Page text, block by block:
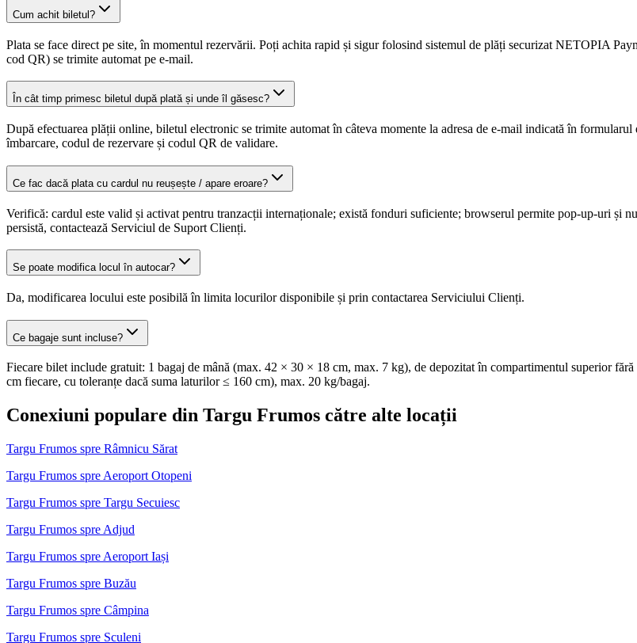
Cum achit biletul?
Plata se face direct pe site, în momentul rezervării. Poți achita rapid și sigur folosind sistemul de plăți securizat NETOPIA
cod QR) se trimite automat pe e-mail.
În cât timp primesc biletul după plată și unde îl găsesc?
După efectuarea plății online, biletul electronic se trimite automat în câteva momente la adresa de e-mail indicată în
îmbarcare, codul de rezervare și codul QR de validare.
Ce fac dacă plata cu cardul nu reușește / apare eroare?
Verifică: cardul este valid și activat pentru tranzacții internaționale; există fonduri suficiente; browserul permite pop-up-uri și
persistă, contactează Serviciul de Suport Clienți.
Se poate modifica locul în autocar?
Da, modificarea locului este posibilă în limita locurilor disponibile și prin contactarea Serviciului Clienți.
Ce bagaje sunt incluse?
Fiecare bilet include gratuit: 1 bagaj de mână (max. 42 × 30 × 18 cm, max. 7 kg), de depozitat în compartimentul superior
cm fiecare, cu toleranțe dacă suma laturilor ≤ 160 cm), max. 20 kg/bagaj.
Conexiuni populare din Targu Frumos către alte locații
Targu Frumos spre Râmnicu Sărat
Targu Frumos spre Aeroport Otopeni
Targu Frumos spre Targu Secuiesc
Targu Frumos spre Adjud
Targu Frumos spre Aeroport Iași
Targu Frumos spre Buzău
Targu Frumos spre Câmpina
Targu Frumos spre Sculeni